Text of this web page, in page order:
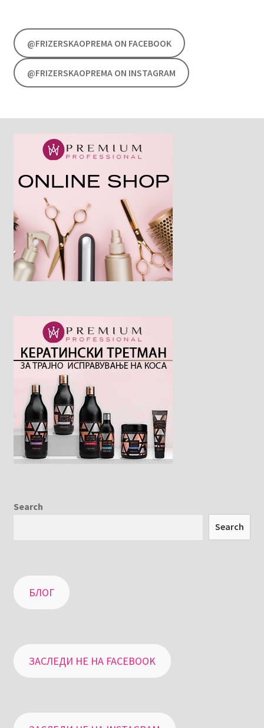
@FRIZERSKAOPREMA ON FACEBOOK
@FRIZERSKAOPREMA ON INSTAGRAM
Search
Search
БЛОГ
ЗАСЛЕДИ НЕ НА FACEBOOK